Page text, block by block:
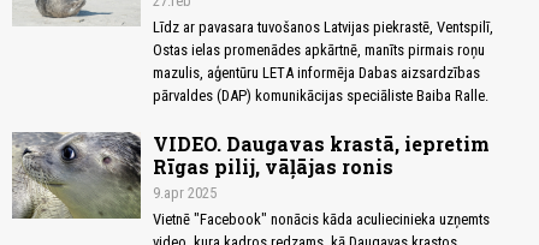
Līdz ar pavasara tuvošanos Latvijas piekrastē, Ventspilī,
Ostas ielas promenādes apkārtnē, manīts pirmais roņu
mazulis, aģentūru LETA informēja Dabas aizsardzības
pārvaldes (DAP) komunikācijas speciāliste Baiba Ralle.
VIDEO. Daugavas krastā, iepretim
Rīgas pilij, vāļājas ronis
9.apr 2025
Vietnē "Facebook" nonācis kāda aculiecinieka uzņemts